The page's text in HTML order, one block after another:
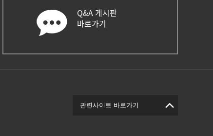
Q&A 게시판
바로가기
관련사이트 바로가기